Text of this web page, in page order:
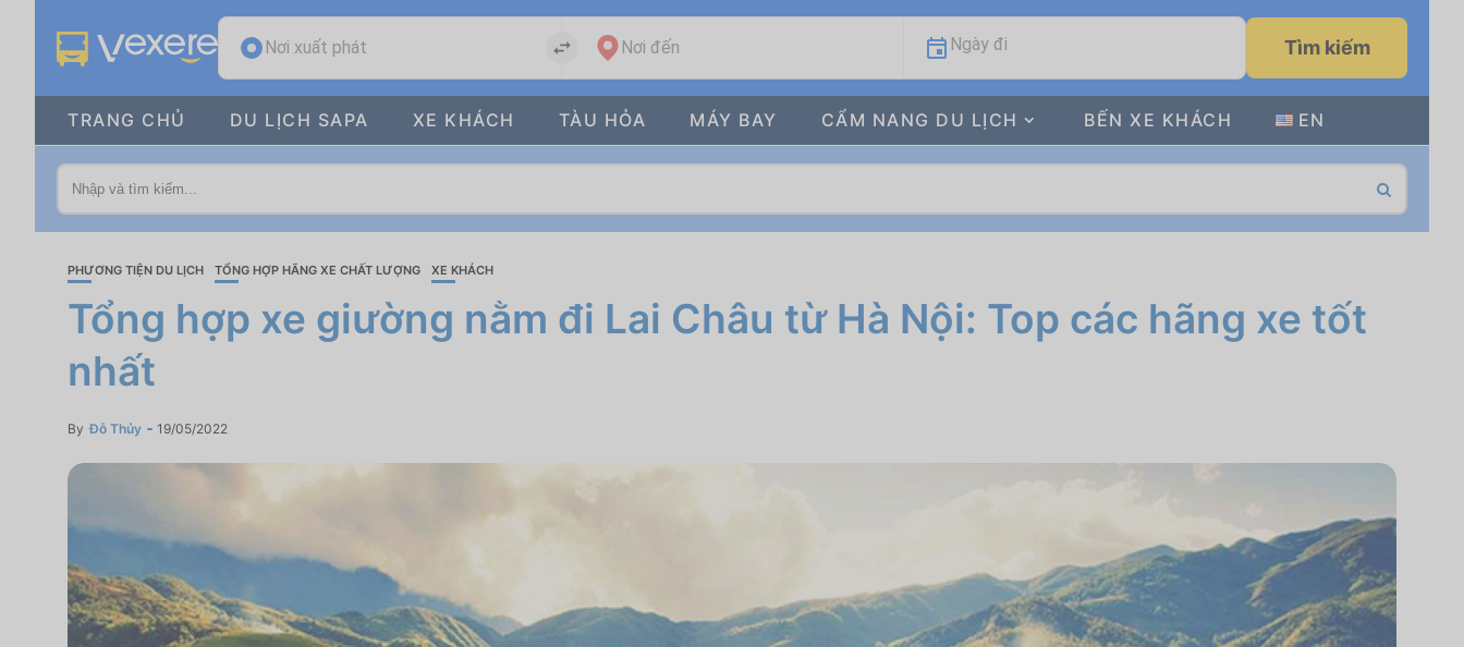
Nơi xuất phát Nơi đến Ngày đi Tìm kiếm
TRANG CHỦ DU LỊCH SAPA XE KHÁCH TÀU HỎA MÁY BAY CẨM NANG DU LỊCH BẾN XE KHÁCH EN
PHƯƠNG TIỆN DU LỊCH TỔNG HỢP HÃNG XE CHẤT LƯỢNG XE KHÁCH
Tổng hợp xe giường nằm đi Lai Châu từ Hà Nội: Top các hãng xe tốt
nhất
By Đỗ Thủy 19/05/2022